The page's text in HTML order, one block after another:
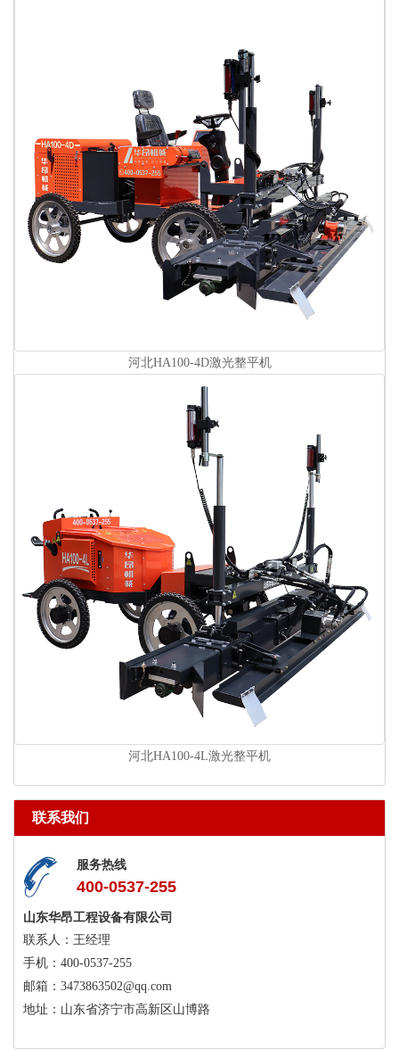
河北HA100-4D激光整平机
河北HA100-4L激光整平机
联系我们
服务热线
400-0537-255
山东华昂工程设备有限公司
联系人：王经理
手机：400-0537-255
邮箱：3473863502@qq.com
地址：山东省济宁市高新区山博路